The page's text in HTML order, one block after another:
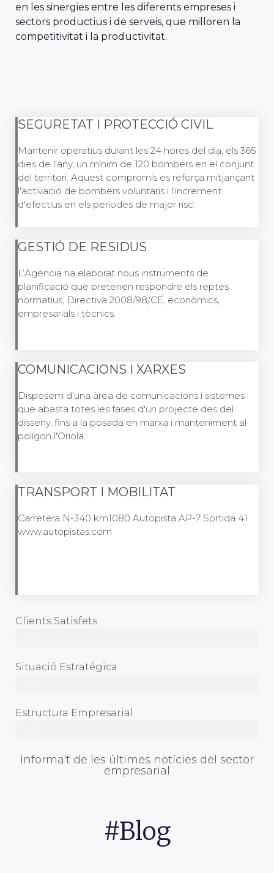
en les sinergies entre les diferents empreses i
sectors productius i de serveis, que milloren la
competitivitat i la productivitat.
SEGURETAT I PROTECCIÓ CIVIL
Mantenir operatius durant les 24 hores del dia, els 365
dies de l'any, un mínim de 120 bombers en el conjunt
del territori. Aquest compromís es reforça mitjançant
l'activació de bombers voluntaris i l'increment
d'efectius en els períodes de major risc.
GESTIÓ DE RESIDUS
L’Agència ha elaborat nous instruments de
planificació que pretenen respondre els reptes
normatius, Directiva 2008/98/CE, econòmics,
empresarials i tècnics.
COMUNICACIONS I XARXES
Disposem d'una àrea de comunicacions i sistemes
que abasta totes les fases d'un projecte des del
disseny, fins a la posada en marxa i manteniment al
polígon l'Oriola.
TRANSPORT I MOBILITAT
Carretera N-340 km1080 Autopista AP-7 Sortida 41
www.autopistas.com
Clients Satisfets
Situació Estratégica
Estructura Empresarial
Informa't de les últimes notícies del sector
empresarial​
#Blog